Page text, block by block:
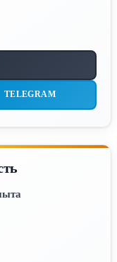
TELEGRAM